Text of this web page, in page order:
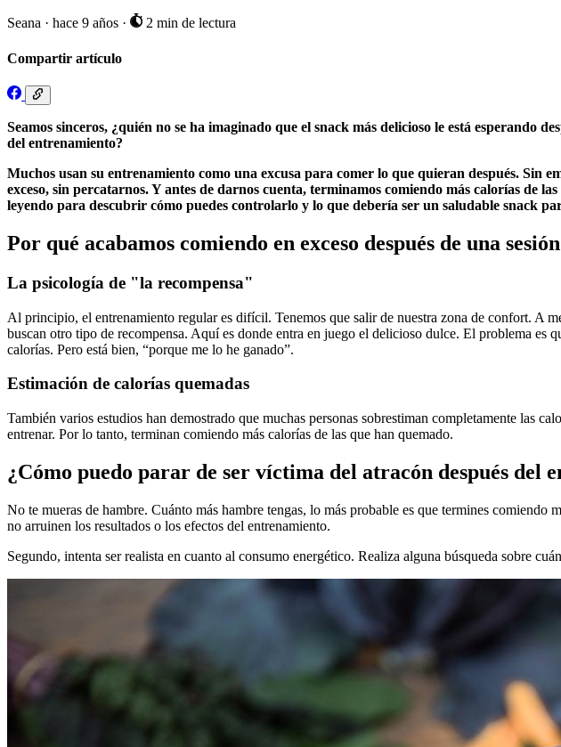
Seana · hace 9 años · 2 min de lectura
Compartir artículo
Seamos sinceros, ¿quién no se ha imaginado que el snack más delicioso le está esperando
del entrenamiento?
Muchos usan su entrenamiento como una excusa para comer lo que quieran después. Sin
exceso, sin percatarnos. Y antes de darnos cuenta, terminamos comiendo más calorías de
leyendo para descubrir cómo puedes controlarlo y lo que debería ser un saludable snack
Por qué acabamos comiendo en exceso después de una
La psicología de "la recompensa"
Al principio, el entrenamiento regular es difícil. Tenemos que salir de nuestra zona de confort. A
buscan otro tipo de recompensa. Aquí es donde entra en juego el delicioso dulce. El problema es
calorías. Pero está bien, “porque me lo he ganado”.
Estimación de calorías quemadas
También varios estudios han demostrado que muchas personas sobrestiman completamente las
entrenar. Por lo tanto, terminan comiendo más calorías de las que han quemado.
¿Cómo puedo parar de ser víctima del atracón después del
No te mueras de hambre. Cuánto más hambre tengas, lo más probable es que termines
no arruinen los resultados o los efectos del entrenamiento.
Segundo, intenta ser realista en cuanto al consumo energético. Realiza alguna búsqueda sobre